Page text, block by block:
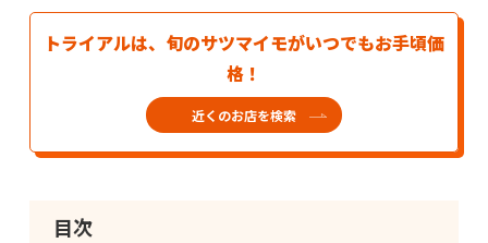
トライアルは、旬のサツマイモがいつでもお手頃価
格！
近くのお店を検索
目次